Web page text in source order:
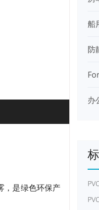
，是绿色环保产
船
防
办